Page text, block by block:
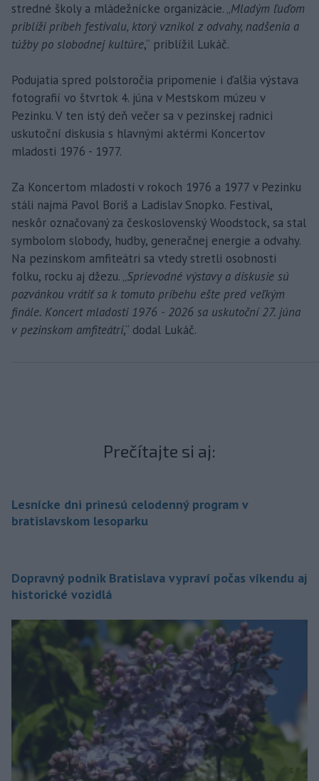
stredné školy a mládežnícke organizácie. „Mladým ľuďom
priblíži príbeh festivalu, ktorý vznikol z odvahy, nadšenia a
túžby po slobodnej kultúre,“ priblížil Lukáč.
Podujatia spred polstoročia pripomenie i ďalšia výstava
fotografií vo štvrtok 4. júna v Mestskom múzeu v
Pezinku. V ten istý deň večer sa v pezinskej radnici
uskutoční diskusia s hlavnými aktérmi Koncertov
mladosti 1976 - 1977.
Za Koncertom mladosti v rokoch 1976 a 1977 v Pezinku
stáli najmä Pavol Boriš a Ladislav Snopko. Festival,
neskôr označovaný za československý Woodstock, sa stal
symbolom slobody, hudby, generačnej energie a odvahy.
Na pezinskom amfiteátri sa vtedy stretli osobnosti
folku, rocku aj džezu. „Sprievodné výstavy a diskusie sú
pozvánkou vrátiť sa k tomuto príbehu ešte pred veľkým
finále. Koncert mladosti 1976 - 2026 sa uskutoční 27. júna
v pezinskom amfiteátri,“ dodal Lukáč.
Prečítajte si aj:
Lesnícke dni prinesú celodenný program v
bratislavskom lesoparku
Dopravný podnik Bratislava vypraví počas víkendu aj
historické vozidlá